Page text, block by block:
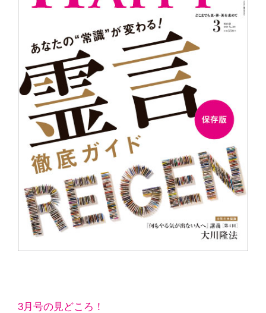
3月号の見どころ！